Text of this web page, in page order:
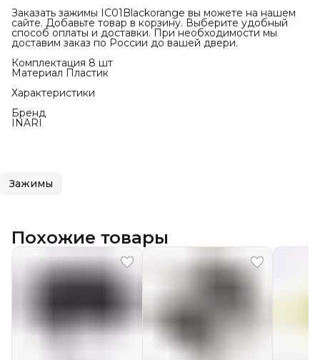
Заказать зажимы IC01Blackorange вы можете на нашем
сайте. Добавьте товар в корзину. Выберите удобный
способ оплаты и доставки. При необходимости мы
доставим заказ по России до вашей двери.
Комплектация 8 шт
Материал Пластик
Характеристики
Бренд
INARI
Зажимы
Похожие товары